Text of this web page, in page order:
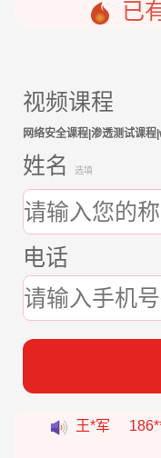
已
视频课程
网络安全课程|渗透测试课
姓名 选填
电话